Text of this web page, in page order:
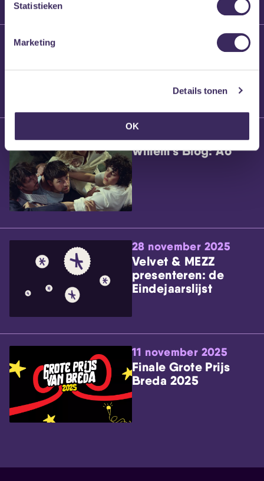
Statistieken
Marketing
Details tonen
OK
Brennt Vanneste
Willem’s Blog: Ão
28 november 2025
Velvet & MEZZ
presenteren: de
Eindejaarslijst
11 november 2025
Finale Grote Prijs
Breda 2025